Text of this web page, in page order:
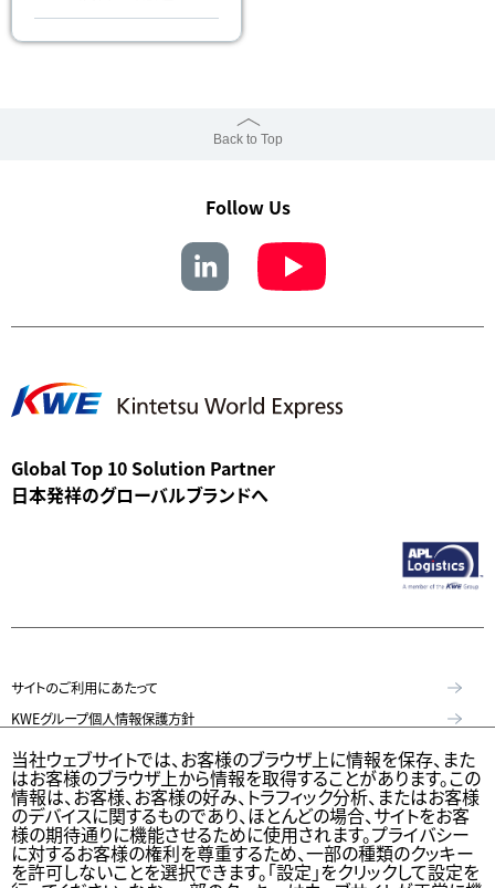
Back to Top
Follow Us
Global Top 10 Solution Partner
日本発祥のグローバルブランドへ
サイトのご利用にあたって
KWEグループ個人情報保護方針
個人情報保護方針
特定個人情報等の適正な取扱いに関する基本方針
KWE Group Social Media Policy（KWEグループソーシャルメディア基本
方針）
ウェブアクセシビリティステートメント
当社ウェブサイトでは、お客様のブラウザ上に情報を保存、また
はお客様のブラウザ上から情報を取得することがあります。この
情報は、お客様、お客様の好み、トラフィック分析、またはお客様
のデバイスに関するものであり、ほとんどの場合、サイトをお客
様の期待通りに機能させるために使用されます。プライバシー
に対するお客様の権利を尊重するため、一部の種類のクッキー
を許可しないことを選択できます。「設定」をクリックして設定を